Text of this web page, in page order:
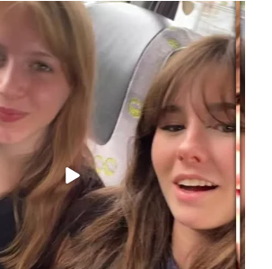
semaine à la découverte du Concours